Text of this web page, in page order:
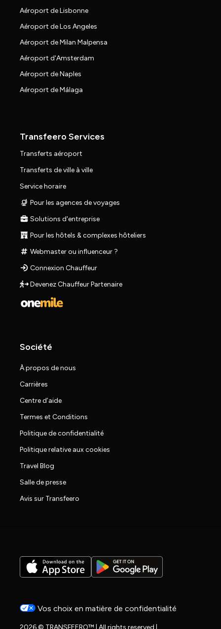
Aéroport de Lisbonne
Aéroport de Los Angeles
Aéroport de Milan Malpensa
Aéroport d'Amsterdam
Aéroport de Naples
Aéroport de Málaga
Transfeero Services
Transferts aéroport
Transferts de ville à ville
Service horaire
Pour les agences de voyages
Solutions d'entreprise
Pour les hôtels & complexes hôteliers
Webmaster ou influenceur ?
Connexion Chauffeur
Devenez Chauffeur Partenaire
Société
À propos de nous
Carrières
Centre d’aide
Termes et Conditions
Politique de confidentialité
Politique relative aux cookies
Travel Blog
Salle de presse
Avis sur Transfeero
Vos choix en matière de confidentialité
2026 © TRANSFEERO™ | All rights reserved |